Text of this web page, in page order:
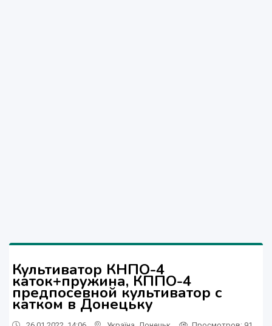
Культиватор КНПО-4
каток+пружина, КППО-4
предпосевной культиватор с
катком в Донецьку